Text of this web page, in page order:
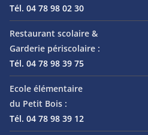
Tél. 04 78 98 02 30
Restaurant scolaire &
Garderie périscolaire :
Tél. 04 78 98 39 75
Ecole élémentaire
du Petit Bois :
Tél. 04 78 98 39 12